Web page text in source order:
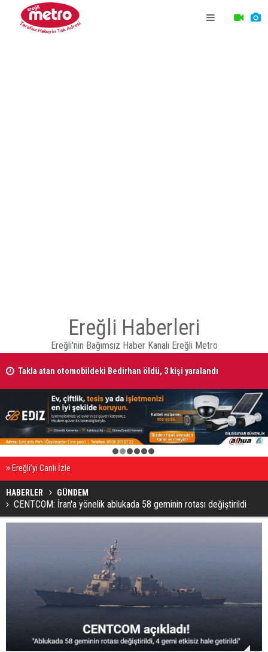
Ereğli Haberleri
Ereğli'nin Bağımsız Haber Kanalı Ereğli Metro
Takla atan otomobildeki Bedirhan öldü, 3 kişi yaralandı
2 3 4 5 6
Ereğli’yi Canlı İzle
HABERLER GÜNDEM
CENTCOM: İran'a yönelik ablukada 58 geminin rotası değiştirildi